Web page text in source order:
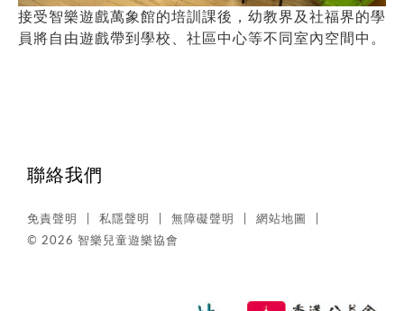
接受智樂遊戲萬象館的培訓課後，幼教界及社福界的學
員將自由遊戲帶到學校、社區中心等不同室內空間中。
聯絡我們
免責聲明 私隱聲明 無障礙聲明
網站地圖
© 2026 智樂兒童遊樂協會